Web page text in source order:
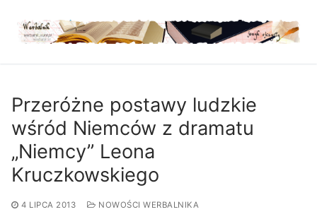
treści
Przeróżne postawy ludzkie
wśród Niemców z dramatu
„Niemcy” Leona
Kruczkowskiego
4 LIPCA 2013 NOWOŚCI WERBALNIKA